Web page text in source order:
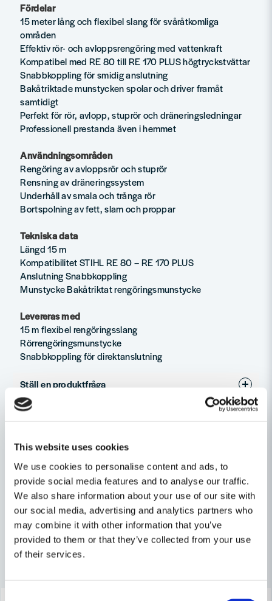
This website uses cookies
We use cookies to personalise content and ads, to
provide social media features and to analyse our traffic.
We also share information about your use of our site with
our social media, advertising and analytics partners who
may combine it with other information that you’ve
provided to them or that they’ve collected from your use
of their services.
Fördelar
15 meter lång och flexibel slang för svåråtkomliga
områden
Effektiv rör- och avloppsrengöring med vattenkraft
Kompatibel med RE 80 till RE 170 PLUS högtryckstvättar
Snabbkoppling för smidig anslutning
Bakåtriktade munstycken spolar och driver framåt
samtidigt
Perfekt för rör, avlopp, stuprör och dräneringsledningar
Professionell prestanda även i hemmet
Användningsområden
Rengöring av avloppsrör och stuprör
Rensning av dräneringssystem
Underhåll av smala och trånga rör
Bortspolning av fett, slam och proppar
Tekniska data
Längd 15 m
Kompatibilitet STIHL RE 80 – RE 170 PLUS
Anslutning Snabbkoppling
Munstycke Bakåtriktat rengöringsmunstycke
Levereras med
15 m flexibel rengöringsslang
Rörrengöringsmunstycke
Snabbkoppling för direktanslutning
Ställ en produktfråga
question
name
Namn
email
Mejladress
Recensioner (1)
Magnus
för 1 vecka sedan
Snabb leverans,god kvalitet och äter sig framåt
effektivt
Relaterade kategorier
Övriga maskintillbehör
Tillbehör & Förbrukning
Andra produkter i kategorin